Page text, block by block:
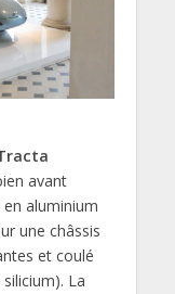
avant
aluminium
une châssis
et coulé
La